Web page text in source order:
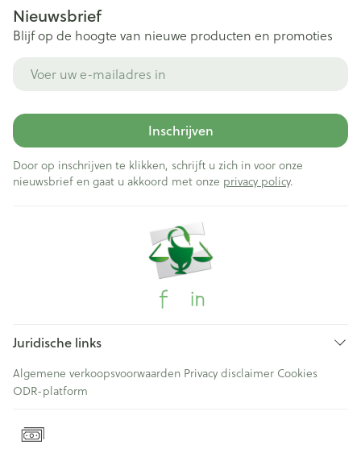
Nieuwsbrief
Blijf op de hoogte van nieuwe producten en promoties
Inschrijven
Door op inschrijven te klikken, schrijft u zich in voor onze
nieuwsbrief en gaat u akkoord met onze privacy policy.
Juridische links
Algemene verkoopsvoorwaarden Privacy disclaimer Cookies
ODR-platform